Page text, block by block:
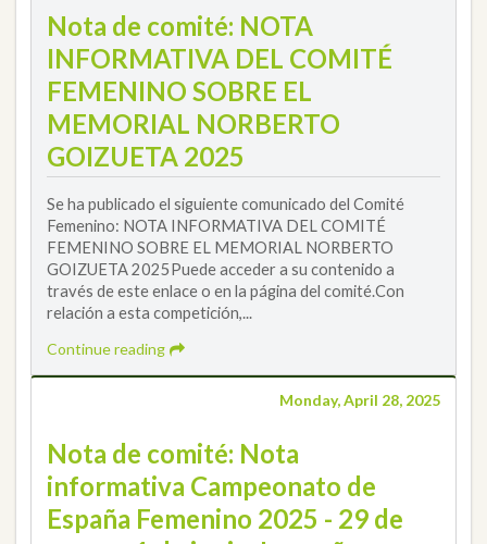
Nota de comité: NOTA
INFORMATIVA DEL COMITÉ
FEMENINO SOBRE EL
MEMORIAL NORBERTO
GOIZUETA 2025
Se ha publicado el siguiente comunicado del Comité
Femenino: NOTA INFORMATIVA DEL COMITÉ
FEMENINO SOBRE EL MEMORIAL NORBERTO
GOIZUETA 2025Puede acceder a su contenido a
través de este enlace o en la página del comité.Con
relación a esta competición,...
Continue reading
Monday, April 28, 2025
Nota de comité: Nota
informativa Campeonato de
España Femenino 2025 - 29 de